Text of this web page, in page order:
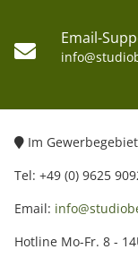
Email-
Im
Tel: +49 (0) 9625
Email:
Hotline Mo-Fr. 8 -